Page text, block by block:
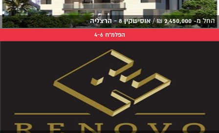
החל מ-2,450,000
₪
/אוסישקין 8 - הרצליה
הפלמ"ח 4-6